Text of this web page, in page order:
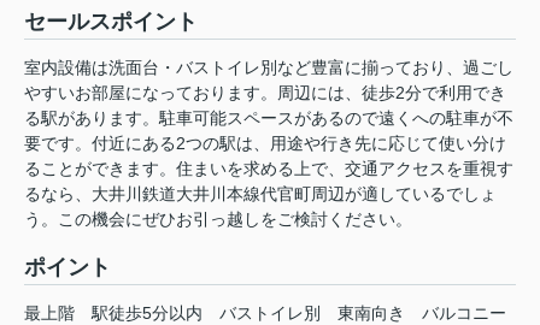
セールスポイント
室内設備は洗面台・バストイレ別など豊富に揃っており、過ごし
やすいお部屋になっております。周辺には、徒歩2分で利用でき
る駅があります。駐車可能スペースがあるので遠くへの駐車が不
要です。付近にある2つの駅は、用途や行き先に応じて使い分け
ることができます。住まいを求める上で、交通アクセスを重視す
るなら、大井川鉄道大井川本線代官町周辺が適しているでしょ
う。この機会にぜひお引っ越しをご検討ください。
ポイント
最上階 駅徒歩5分以内 バストイレ別 東南向き バルコニー